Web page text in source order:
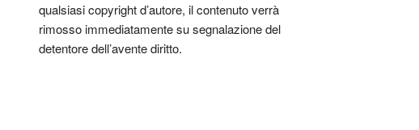
qualsiasi copyright d’autore, il contenuto verrà
rimosso immediatamente su segnalazione del
detentore dell’avente diritto.